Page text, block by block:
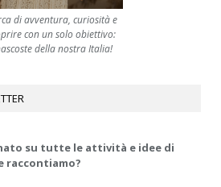
di avventura, curiosità e
con un solo obiettivo:
della nostra Italia!
su tutte le attività e idee di
raccontiamo?